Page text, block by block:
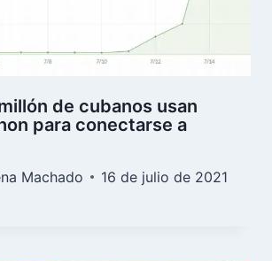
de cubanos usan
para conectarse a
Machado 16 de julio de 2021